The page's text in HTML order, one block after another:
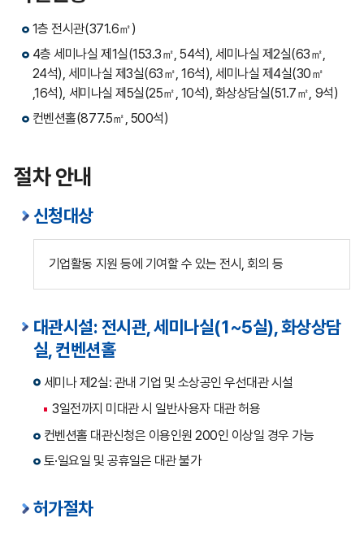
1층 전시관(371.6㎡)
4층 세미나실 제1실(153.3㎡, 54석), 세미나실 제2실(63㎡,
24석), 세미나실 제3실(63㎡, 16석), 세미나실 제4실(30㎡
,16석), 세미나실 제5실(25㎡, 10석), 화상상담실(51.7㎡, 9석)
컨벤션홀(877.5㎡, 500석)
절차 안내
신청대상
기업활동 지원 등에 기여할 수 있는 전시, 회의 등
대관시설: 전시관, 세미나실(1~5실), 화상상담
실, 컨벤션홀
세미나 제2실: 관내 기업 및 소상공인 우선대관 시설
3일전까지 미대관 시 일반사용자 대관 허용
컨벤션홀 대관신청은 이용인원 200인 이상일 경우 가능
토·일요일 및 공휴일은 대관 불가
허가절차